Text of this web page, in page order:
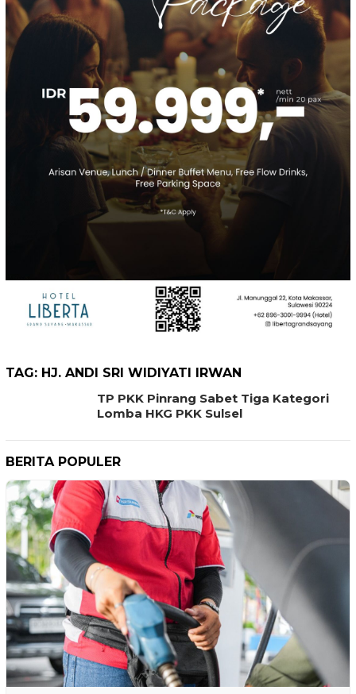
TAG: HJ. ANDI SRI WIDIYATI IRWAN
TP PKK Pinrang Sabet Tiga Kategori
Lomba HKG PKK Sulsel
BERITA POPULER